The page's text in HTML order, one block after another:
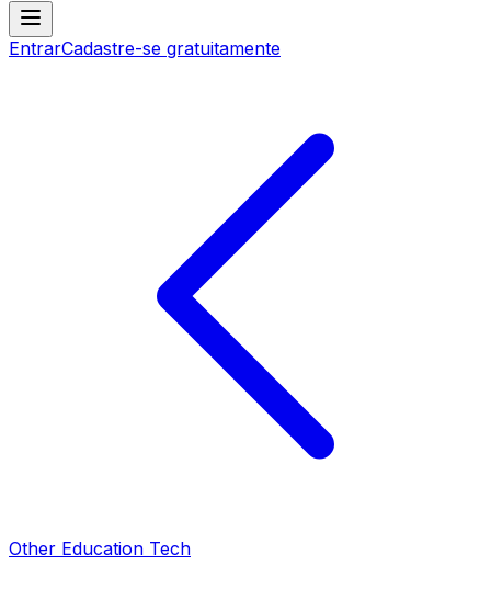
EntrarCadastre-se gratuitamente
Other Education Tech